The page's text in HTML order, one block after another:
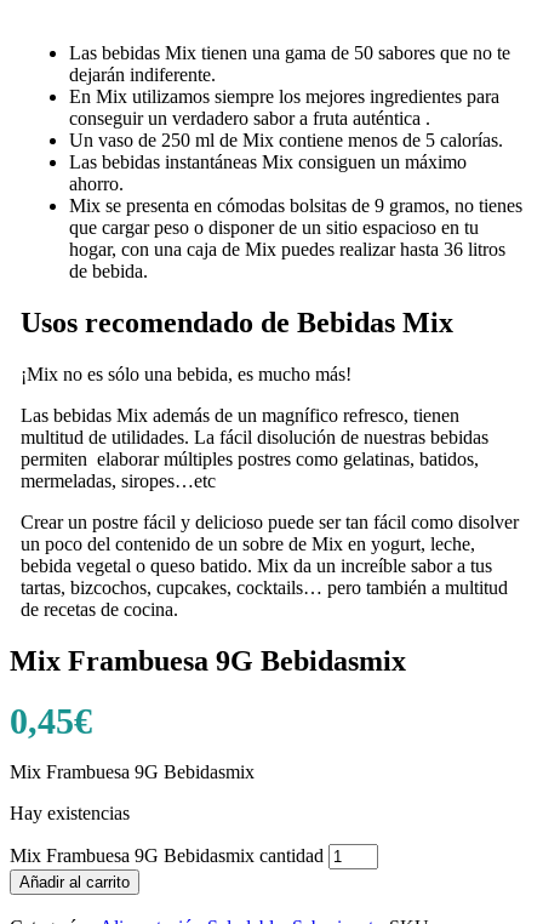
Las bebidas Mix tienen una gama de 50 sabores que no te
dejarán indiferente.
En Mix utilizamos siempre los mejores ingredientes para
conseguir un verdadero sabor a fruta auténtica .
Un vaso de 250 ml de Mix contiene menos de 5 calorías.
Las bebidas instantáneas Mix consiguen un máximo
ahorro.
Mix se presenta en cómodas bolsitas de 9 gramos, no tienes
que cargar peso o disponer de un sitio espacioso en tu
hogar, con una caja de Mix puedes realizar hasta 36 litros
de bebida.
Usos recomendado de Bebidas Mix
¡Mix no es sólo una bebida, es mucho más!
Las bebidas Mix además de un magnífico refresco, tienen
multitud de utilidades. La fácil disolución de nuestras bebidas
permiten elaborar múltiples postres como gelatinas, batidos,
mermeladas, siropes…etc
Crear un postre fácil y delicioso puede ser tan fácil como disolver
un poco del contenido de un sobre de Mix en yogurt, leche,
bebida vegetal o queso batido. Mix da un increíble sabor a tus
tartas, bizcochos, cupcakes, cocktails… pero también a multitud
de recetas de cocina.
Mix Frambuesa 9G Bebidasmix
0,45€
Mix Frambuesa 9G Bebidasmix
Hay existencias
Mix Frambuesa 9G Bebidasmix cantidad
Añadir al carrito